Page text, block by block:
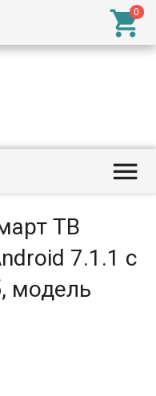


ТВ
7.1.1 с
модель